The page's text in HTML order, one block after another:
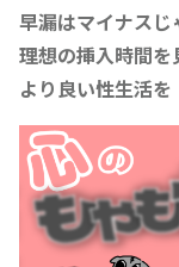
早漏はマイナスじ
理想の挿入時間を
より良い性生活を